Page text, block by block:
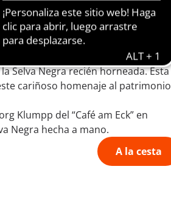
Marie” (art. n.º 71979).
toque de la Selva Negra al
Selva Negra recién horneada. Esta
cariñoso homenaje al patrimonio
Klumpp del “Café am Eck” en
Negra hecha a mano.
A la cesta